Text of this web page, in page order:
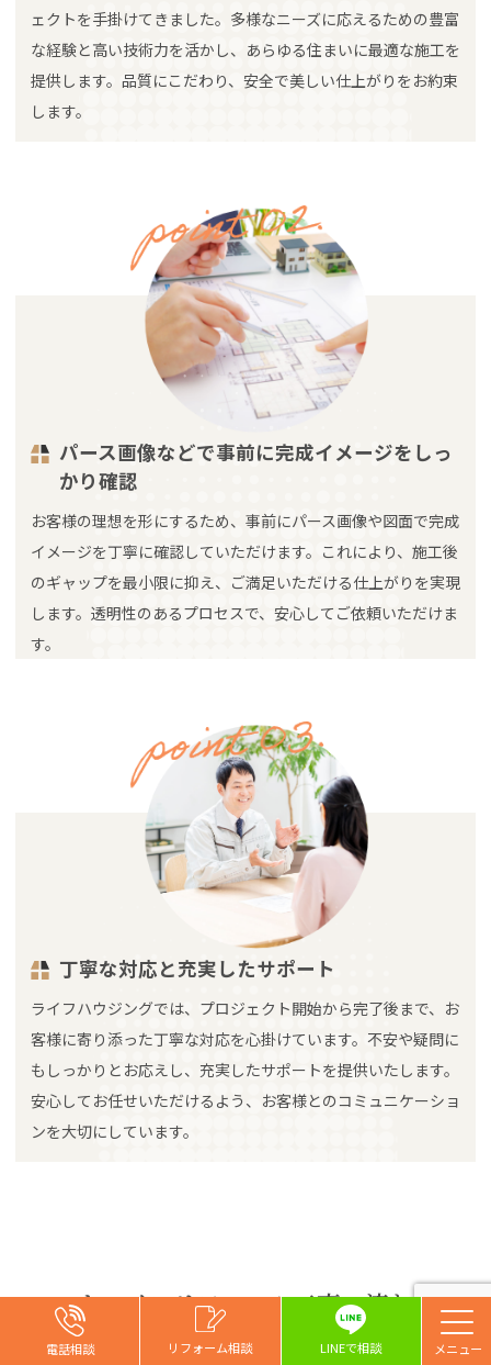
電話相談 リフォーム相談 お問い合わせ
ェクトを手掛けてきました。多様なニーズに応えるための豊富
な経験と高い技術力を活かし、あらゆる住まいに最適な施工を
提供します。品質にこだわり、安全で美しい仕上がりをお約束
します。
パース画像などで事前に完成イメージをしっ
かり確認
お客様の理想を形にするため、事前にパース画像や図面で完成
イメージを丁寧に確認していただけます。これにより、施工後
のギャップを最小限に抑え、ご満足いただける仕上がりを実現
します。透明性のあるプロセスで、安心してご依頼いただけま
す。
丁寧な対応と充実したサポート
ライフハウジングでは、プロジェクト開始から完了後まで、お
客様に寄り添った丁寧な対応を心掛けています。不安や疑問に
もしっかりとお応えし、充実したサポートを提供いたします。
安心してお任せいただけるよう、お客様とのコミュニケーショ
ンを大切にしています。
キッチンリフォーム工事の流れ
電話相談 リフォーム相談 お問い合わせ
電話相談 リフォーム相談 お問い合わせ
電話相談 リフォーム相談 LINEで相談